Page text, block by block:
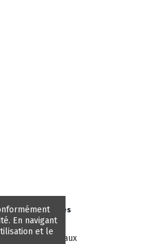
droits réservés
Thomas Ganet
réseaux sociaux
En navigant
et le